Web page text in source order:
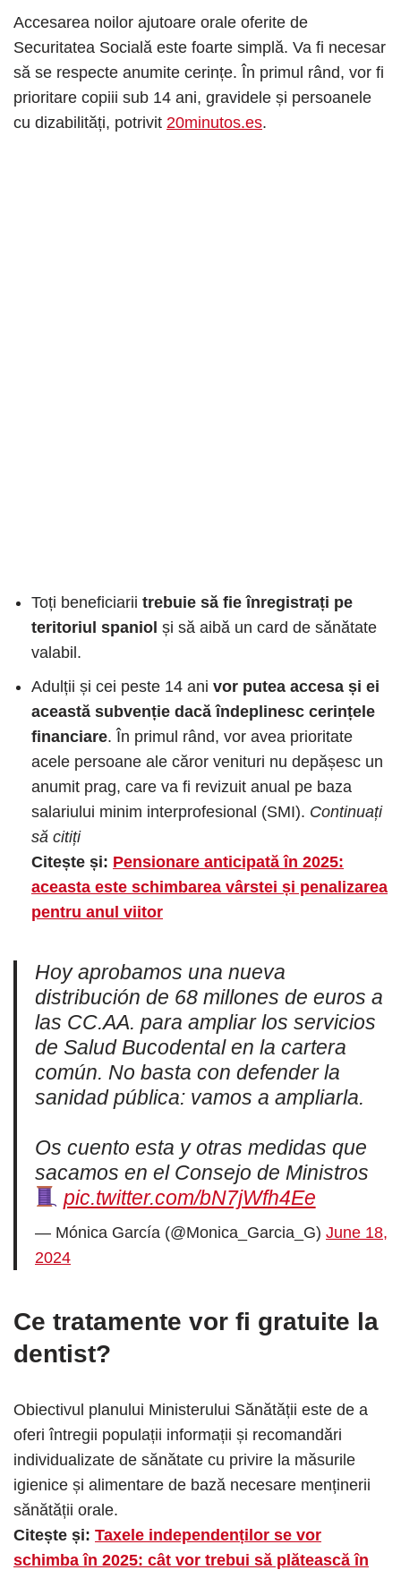
Accesarea noilor ajutoare orale oferite de
Securitatea Socială este foarte simplă. Va fi necesar
să se respecte anumite cerințe. În primul rând, vor fi
prioritare copiii sub 14 ani, gravidele și persoanele
cu dizabilități, potrivit 20minutos.es.
Toți beneficiarii trebuie să fie înregistrați pe
teritoriul spaniol și să aibă un card de sănătate
valabil.
Adulții și cei peste 14 ani vor putea accesa și ei
această subvenție dacă îndeplinesc cerințele
financiare. În primul rând, vor avea prioritate
acele persoane ale căror venituri nu depășesc un
anumit prag, care va fi revizuit anual pe baza
salariului minim interprofesional (SMI). Continuați
să citiți
Citește și: Pensionare anticipată în 2025:
aceasta este schimbarea vârstei și penalizarea
pentru anul viitor
Hoy aprobamos una nueva
distribución de 68 millones de euros a
las CC.AA. para ampliar los servicios
de Salud Bucodental en la cartera
común. No basta con defender la
sanidad pública: vamos a ampliarla.
Os cuento esta y otras medidas que
sacamos en el Consejo de Ministros
pic.twitter.com/bN7jWfh4Ee
— Mónica García (@Monica_Garcia_G) June 18,
2024
Ce tratamente vor fi gratuite la
dentist?
Obiectivul planului Ministerului Sănătății este de a
oferi întregii populații informații și recomandări
individualizate de sănătate cu privire la măsurile
igienice și alimentare de bază necesare menținerii
sănătății orale.
Citește și: Taxele independenților se vor
schimba în 2025: cât vor trebui să plătească în